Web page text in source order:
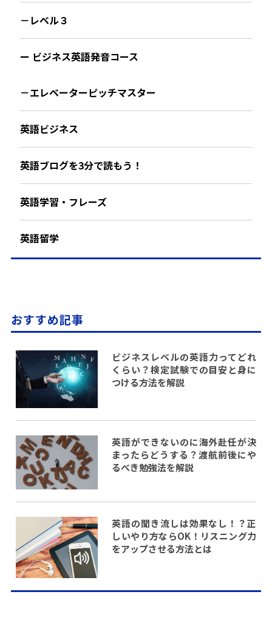
－レベル３
ー ビジネス英語発音コース
－エレベーターピッチマスター
英語ビジネス
英語ブログを3分で読もう！
英語学習・フレーズ
英語留学
おすすめ記事
ビジネスレベルの英語力ってどれ
くらい？検定試験での目安と身に
つける方法を解説
英語ができないのに海外赴任が決
まったらどうする？渡航前後にや
るべき勉強法を解説
英語の聞き流しは効果なし！？正
しいやり方ならOK！リスニング力
をアップさせる方法とは